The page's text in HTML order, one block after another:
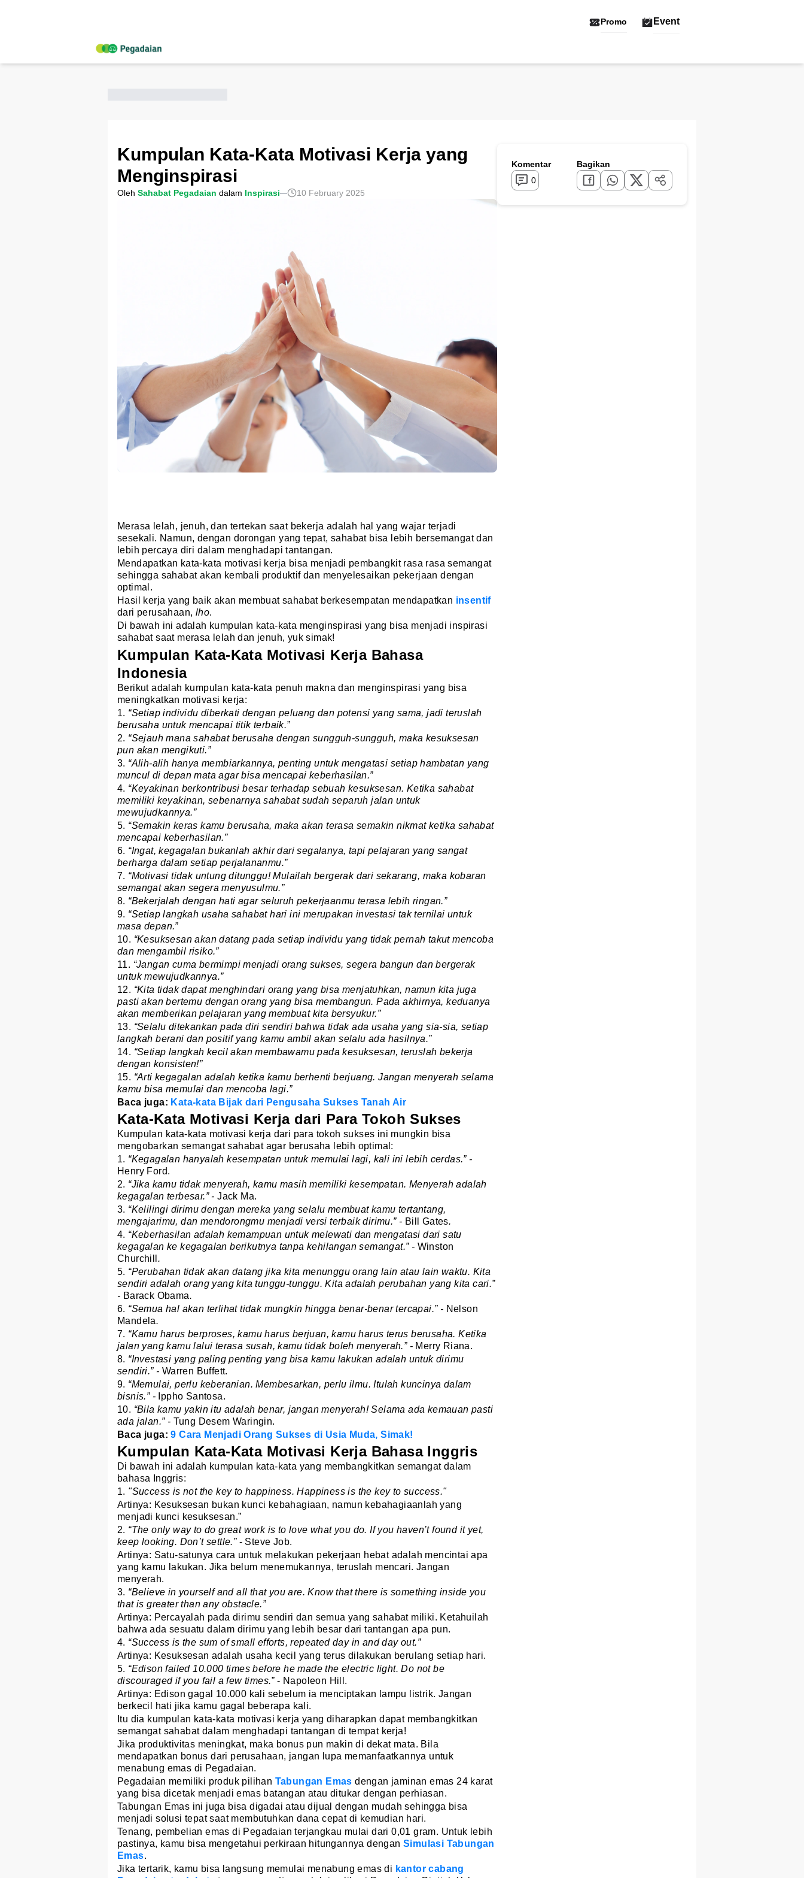
Promo Event
Kumpulan Kata-Kata Motivasi Kerja yang
Menginspirasi
Oleh Sahabat Pegadaian dalam Inspirasi 10 February 2025
Merasa lelah, jenuh, dan tertekan saat bekerja adalah hal yang wajar terjadi
sesekali. Namun, dengan dorongan yang tepat, sahabat bisa lebih bersemangat dan
lebih percaya diri dalam menghadapi tantangan.
Mendapatkan kata-kata motivasi kerja bisa menjadi pembangkit rasa rasa semangat
sehingga sahabat akan kembali produktif dan menyelesaikan pekerjaan dengan
optimal.
Hasil kerja yang baik akan membuat sahabat berkesempatan mendapatkan insentif
dari perusahaan, lho.
Di bawah ini adalah kumpulan kata-kata menginspirasi yang bisa menjadi inspirasi
sahabat saat merasa lelah dan jenuh, yuk simak!
Kumpulan Kata-Kata Motivasi Kerja Bahasa
Indonesia
Berikut adalah kumpulan kata-kata penuh makna dan menginspirasi yang bisa
meningkatkan motivasi kerja:
1. “Setiap individu diberkati dengan peluang dan potensi yang sama, jadi teruslah
berusaha untuk mencapai titik terbaik.”
2. “Sejauh mana sahabat berusaha dengan sungguh-sungguh, maka kesuksesan
pun akan mengikuti.”
3. “Alih-alih hanya membiarkannya, penting untuk mengatasi setiap hambatan yang
muncul di depan mata agar bisa mencapai keberhasilan.”
4. “Keyakinan berkontribusi besar terhadap sebuah kesuksesan. Ketika sahabat
memiliki keyakinan, sebenarnya sahabat sudah separuh jalan untuk
mewujudkannya.”
5. “Semakin keras kamu berusaha, maka akan terasa semakin nikmat ketika sahabat
mencapai keberhasilan.”
6. “Ingat, kegagalan bukanlah akhir dari segalanya, tapi pelajaran yang sangat
berharga dalam setiap perjalananmu.”
7. “Motivasi tidak untung ditunggu! Mulailah bergerak dari sekarang, maka kobaran
semangat akan segera menyusulmu.”
8. “Bekerjalah dengan hati agar seluruh pekerjaanmu terasa lebih ringan.”
9. “Setiap langkah usaha sahabat hari ini merupakan investasi tak ternilai untuk
masa depan.”
10. “Kesuksesan akan datang pada setiap individu yang tidak pernah takut mencoba
dan mengambil risiko.”
11. “Jangan cuma bermimpi menjadi orang sukses, segera bangun dan bergerak
untuk mewujudkannya.”
12. “Kita tidak dapat menghindari orang yang bisa menjatuhkan, namun kita juga
pasti akan bertemu dengan orang yang bisa membangun. Pada akhirnya, keduanya
akan memberikan pelajaran yang membuat kita bersyukur.”
13. “Selalu ditekankan pada diri sendiri bahwa tidak ada usaha yang sia-sia, setiap
langkah berani dan positif yang kamu ambil akan selalu ada hasilnya.”
14. “Setiap langkah kecil akan membawamu pada kesuksesan, teruslah bekerja
dengan konsisten!”
15. “Arti kegagalan adalah ketika kamu berhenti berjuang. Jangan menyerah selama
kamu bisa memulai dan mencoba lagi.”
Baca juga: Kata-kata Bijak dari Pengusaha Sukses Tanah Air
Kata-Kata Motivasi Kerja dari Para Tokoh Sukses
Kumpulan kata-kata motivasi kerja dari para tokoh sukses ini mungkin bisa
mengobarkan semangat sahabat agar berusaha lebih optimal:
1. “Kegagalan hanyalah kesempatan untuk memulai lagi, kali ini lebih cerdas.” -
Henry Ford.
2. “Jika kamu tidak menyerah, kamu masih memiliki kesempatan. Menyerah adalah
kegagalan terbesar.” -Jack Ma.
3. “Kelilingi dirimu dengan mereka yang selalu membuat kamu tertantang,
mengajarimu, dan mendorongmu menjadi versi terbaik dirimu.” - Bill Gates.
4. “Keberhasilan adalah kemampuan untuk melewati dan mengatasi dari satu
kegagalan ke kegagalan berikutnya tanpa kehilangan semangat.” - Winston
Churchill .
5. “Perubahan tidak akan datang jika kita menunggu orang lain atau lain waktu. Kita
sendiri adalah orang yang kita tunggu-tunggu. Kita adalah perubahan yang kita cari.”
- Barack Obama.
6. “Semua hal akan terlihat tidak mungkin hingga benar-benar tercapai.” - Nelson
Mandela.
7. “Kamu harus berproses, kamu harus berjuan, kamu harus terus berusaha. Ketika
jalan yang kamu lalui terasa susah, kamu tidak boleh menyerah.” - Merry Riana.
8. “Investasi yang paling penting yang bisa kamu lakukan adalah untuk dirimu
sendiri.” - Warren Buffett.
9. “Memulai, perlu keberanian. Membesarkan, perlu ilmu. Itulah kuncinya dalam
bisnis.” - Ippho Santosa.
10. “Bila kamu yakin itu adalah benar, jangan menyerah! Selama ada kemauan pasti
ada jalan.” - Tung Desem Waringin.
Baca juga:9 Cara Menjadi Orang Sukses di Usia Muda, Simak!
Kumpulan Kata-Kata Motivasi Kerja Bahasa Inggris
Di bawah ini adalah kumpulan kata-kata yang membangkitkan semangat dalam
bahasa Inggris:
1. "Success is not the key to happiness. Happiness is the key to success."
Artinya: Kesuksesan bukan kunci kebahagiaan, namun kebahagiaanlah yang
menjadi kunci kesuksesan.”
2. “The only way to do great work is to love what you do. If you haven’t found it yet,
keep looking. Don’t settle.”- Steve Job.
Artinya: Satu-satunya cara untuk melakukan pekerjaan hebat adalah mencintai apa
yang kamu lakukan. Jika belum menemukannya, teruslah mencari. Jangan
menyerah.
3. “Believe in yourself and all that you are. Know that there is something inside you
that is greater than any obstacle.”
Artinya: Percayalah pada dirimu sendiri dan semua yang sahabat miliki. Ketahuilah
bahwa ada sesuatu dalam dirimu yang lebih besar dari tantangan apa pun.
4. “Success is the sum of small efforts, repeated day in and day out.”
Artinya: Kesuksesan adalah usaha kecil yang terus dilakukan berulang setiap hari.
5. “Edison failed 10.000 times before he made the electric light. Do not be
discouraged if you fail a few times.”- Napoleon Hill.
Artinya: Edison gagal 10.000 kali sebelum ia menciptakan lampu listrik. Jangan
berkecil hati jika kamu gagal beberapa kali.
Itu dia kumpulan kata-kata motivasi kerja yang diharapkan dapat membangkitkan
semangat sahabat dalam menghadapi tantangan di tempat kerja!
Jika produktivitas meningkat, maka bonus pun makin di dekat mata. Bila
mendapatkan bonus dari perusahaan, jangan lupa memanfaatkannya untuk
menabung emas di Pegadaian.
Pegadaian memiliki produk pilihan Tabungan Emas dengan jaminan emas 24 karat
yang bisa dicetak menjadi emas batangan atau ditukar dengan perhiasan.
Tabungan Emas ini juga bisa digadai atau dijual dengan mudah sehingga bisa
menjadi solusi tepat saat membutuhkan dana cepat di kemudian hari.
Tenang, pembelian emas di Pegadaian terjangkau mulai dari 0,01 gram. Untuk lebih
pastinya, kamu bisa mengetahui perkiraan hitungannya dengan Simulasi Tabungan
Emas.
Jika tertarik, kamu bisa langsung memulai menabung emas di kantor cabang
Komentar
0
Bagikan